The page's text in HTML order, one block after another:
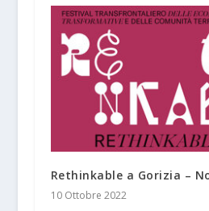
Rethinkable a Gorizia –
10 Ottobre 2022